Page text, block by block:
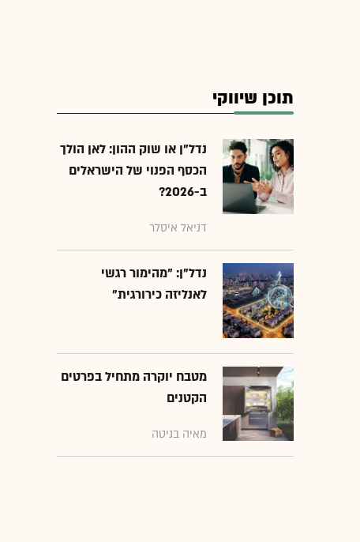
תוכן שיווקי
נדל"ן או שוק ההון: לאן הולך
הכסף הפנוי של הישראלים
ב-2026?
דניאל איסלר
נדל"ן: "מהימור רגשי
לאנליזה כירורגית"
מטבח יוקרה מתחיל בפרטים
הקטנים
מאיה בניטה